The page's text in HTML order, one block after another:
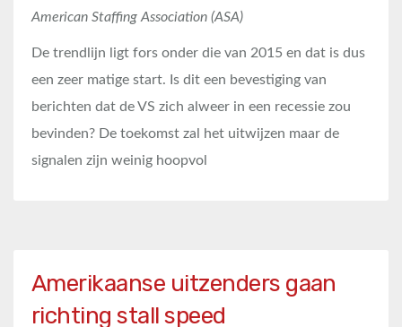
American Staffing Association (ASA)
De trendlijn ligt fors onder die van 2015 en dat is dus
een zeer matige start. Is dit een bevestiging van
berichten dat de VS zich alweer in een recessie zou
bevinden? De toekomst zal het uitwijzen maar de
signalen zijn weinig hoopvol
Amerikaanse uitzenders gaan
richting stall speed